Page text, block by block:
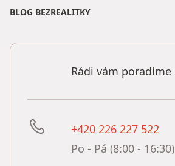
BLOG BEZREALITKY
Rádi vám poradíme
+420 226 227 522
Po - Pá (8:00 - 16:30)